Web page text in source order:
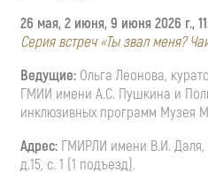
26 мая, 2 июня, 9 июня 2026 г.,
Серия встреч «Ты звал меня?
Ведущие: Ольга Леонова,
ГМИИ имени А.С. Пушкина и
инклюзивных программ Музея
Адрес: ГМИРЛИ имени В.И. Даля,
д.15, с. 1 (1 подъезд).